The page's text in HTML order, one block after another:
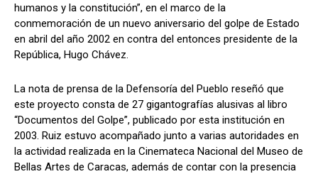
humanos y la constitución”, en el marco de la
conmemoración de un nuevo aniversario del golpe de Estado
en abril del año 2002 en contra del entonces presidente de la
República, Hugo Chávez.
La nota de prensa de la Defensoría del Pueblo reseñó que
este proyecto consta de 27 gigantografías alusivas al libro
“Documentos del Golpe”, publicado por esta institución en
2003. Ruiz estuvo acompañado junto a varias autoridades en
la actividad realizada en la Cinemateca Nacional del Museo de
Bellas Artes de Caracas, además de contar con la presencia